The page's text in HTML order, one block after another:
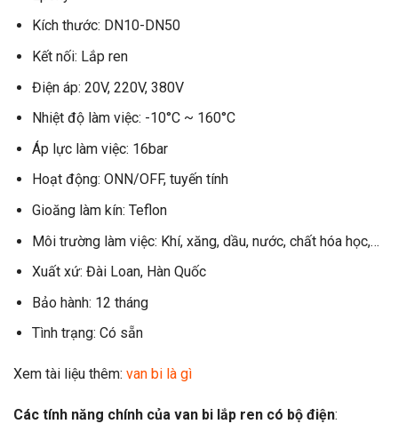
Kích thước: DN10-DN50
Kết nối: Lắp ren
Điện áp: 20V, 220V, 380V
Nhiệt độ làm việc: -10°C ~ 160°C
Áp lực làm việc: 16bar
Hoạt động: ONN/OFF, tuyến tính
Gioăng làm kín: Teflon
Môi trường làm việc: Khí, xăng, dầu, nước, chất hóa học,…
Xuất xứ: Đài Loan, Hàn Quốc
Bảo hành: 12 tháng
Tình trạng: Có sẵn
Xem tài liệu thêm: van bi là gì
Các tính năng chính của van bi lắp ren có bộ điện: